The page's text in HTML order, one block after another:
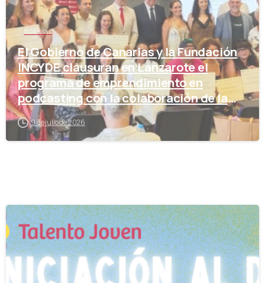
Noticias
El Gobierno de Canarias y la Fundación
INCYDE clausuran en Lanzarote el
programa de emprendimiento en
podcasting con la colaboración de la
Cámara de Comercio
9 de julio de 2026
-